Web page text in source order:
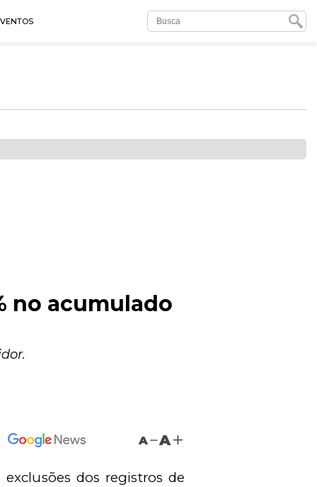
no acumulado
A A
dos registros de